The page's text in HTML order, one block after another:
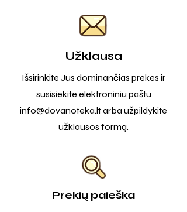
Užklausa
Išsirinkite Jus dominančias prekes ir
susisiekite elektroniniu paštu
info@dovanoteka.ltarba užpildykite
užklausos formą.
Prekių paieška